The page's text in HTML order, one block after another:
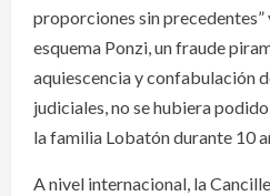
proporciones sin precedentes”
esquema Ponzi, un fraude
aquiescencia y confabulación
judiciales, no se hubiera
la familia Lobatón durante 10
A nivel internacional, la